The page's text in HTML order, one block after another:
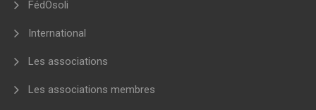
FédOsoli
International
Les associations
Les associations membres